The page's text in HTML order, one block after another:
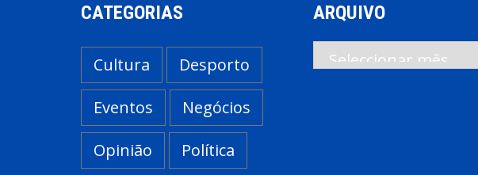
CATEGORIAS
Cultura
Desporto
Eventos
Negócios
Opinião
Política
ARQUIVO
Arquivo